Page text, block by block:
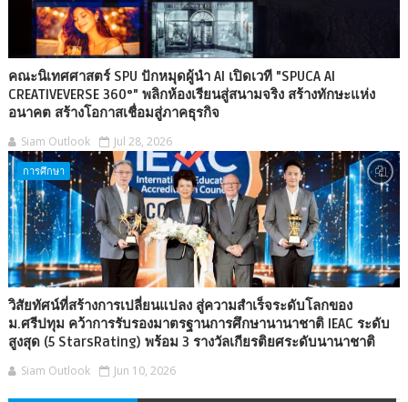
คณะนิเทศศาสตร์ SPU ปักหมุดผู้นำ AI เปิดเวที "SPUCA AI
CREATIVEVERSE 360°" พลิกห้องเรียนสู่สนามจริง สร้างทักษะแห่ง
อนาคต สร้างโอกาสเชื่อมสู่ภาคธุรกิจ
Siam Outlook Jul 28, 2026
การศึกษา
วิสัยทัศน์ที่สร้างการเปลี่ยนแปลง สู่ความสำเร็จระดับโลกของ
ม.ศรีปทุม คว้าการรับรองมาตรฐานการศึกษานานาชาติ IEAC ระดับ
สูงสุด (5 StarsRating) พร้อม 3 รางวัลเกียรติยศระดับนานาชาติ
Siam Outlook Jun 10, 2026